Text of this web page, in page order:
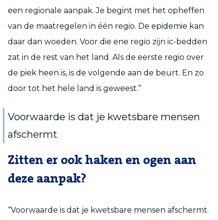
een regionale aanpak. Je begint met het opheffen
van de maatregelen in één regio. De epidemie kan
daar dan woeden. Voor die ene regio zijn ic-bedden
zat in de rest van het land. Als de eerste regio over
de piek heen is, is de volgende aan de beurt. En zo
door tot het hele land is geweest.”
Voorwaarde is dat je kwetsbare mensen
afschermt
Zitten er ook haken en ogen aan
deze aanpak?
“Voorwaarde is dat je kwetsbare mensen afschermt.